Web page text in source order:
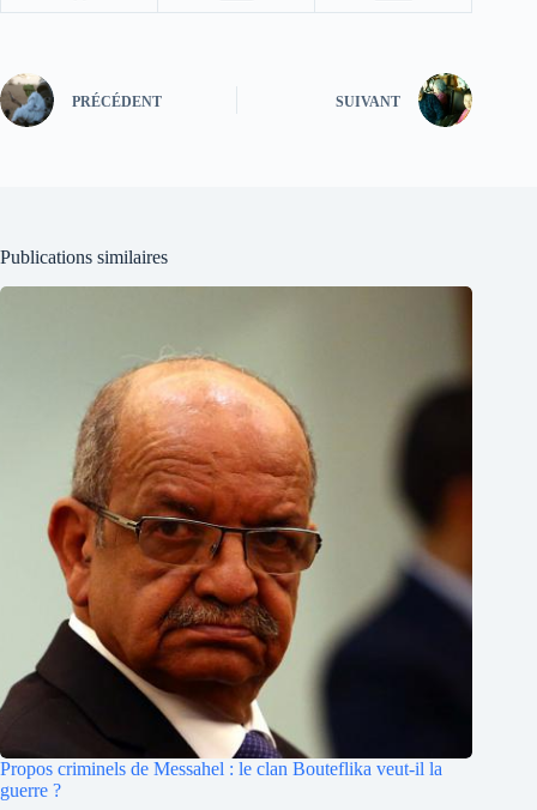
PRÉCÉDENT SUIVANT
Publications similaires
Propos criminels de Messahel : le clan Bouteflika veut-il la
guerre ?